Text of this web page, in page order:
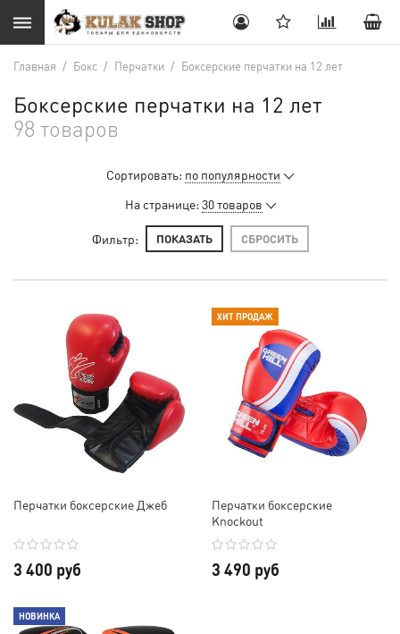
Главная / Бокс / Перчатки / Боксерские перчатки на 12 лет
Боксерские перчатки на 12 лет
98 товаров
Сортировать: по популярности
На странице: 30 товаров
Фильтр: ПОКАЗАТЬ СБРОСИТЬ
Перчатки боксерские Джеб
3 400 руб
ХИТ ПРОДАЖ
Перчатки боксерские
Knockout
3 490 руб
НОВИНКА